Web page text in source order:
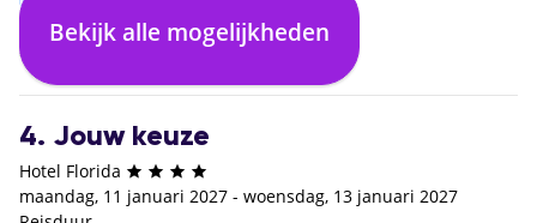
Enkel logies
€ 0,- p.p.
Logies en ontbijt
Bekijk alle mogelijkheden
4. Jouw keuze
Hotel Florida
maandag, 11 januari 2027 - woensdag, 13 januari 2027